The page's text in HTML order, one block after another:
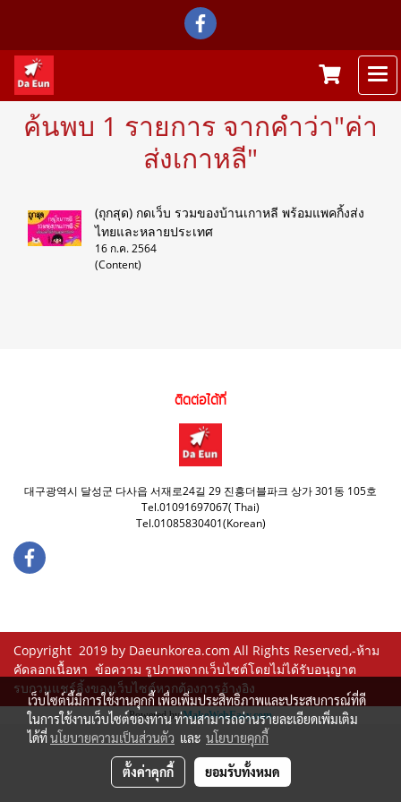
ค้นพบ 1 รายการ จากคำว่า"ค่า
ส่งเกาหลี"
(ถุกสุด) กดเว็บ รวมของบ้านเกาหลี พร้อมแพคกิ้งส่ง
ไทยและหลายประเทศ
16 ก.ค. 2564
(Content)
ติดต่อได้ที่
대구광역시 달성군 다사읍 서재로24길 29 진흥더블파크 상가 301동 105호
Tel.01091697067( Thai)
Tel.01085830401(Korean)
Copyright 2019 by Daeunkorea.com All Rights Reserved,-ห้าม
คัดลอกเนื้อหา ข้อความ รูปภาพจากเว็บไซต์โดยไม่ได้รับอนุญาต
รบกวนแชร์ลิ้งของเว็บไซต์หากต้องการอ้างอิง
Powered byMakeWebEasy.com
เว็บไซต์นี้มีการใช้งานคุกกี้ เพื่อเพิ่มประสิทธิภาพและประสบการณ์ที่ดี
ในการใช้งานเว็บไซต์ของท่าน ท่านสามารถอ่านรายละเอียดเพิ่มเติม
ได้ที่นโยบายความเป็นส่วนตัว และ นโยบายคุกกี้
ตั้งค่าคุกกี้ ยอมรับทั้งหมด